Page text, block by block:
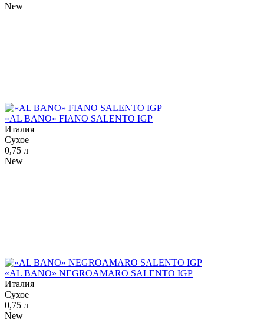
New
«AL BANO» FIANO SALENTO IGP
Италия
Сухое
0,75 л
New
«AL BANO» NEGROAMARO SALENTO IGP
Италия
Сухое
0,75 л
New